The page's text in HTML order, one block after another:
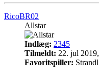
RicoBR02
Allstar
Indlæg: 2345
Tilmeldt: 22. jul
Favoritspiller: